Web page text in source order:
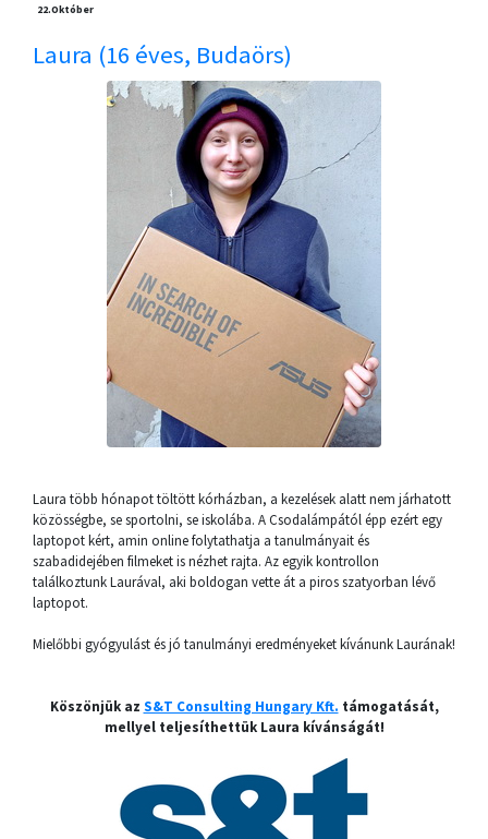
22.Október
Laura (16 éves, Budaörs)
Laura több hónapot töltött kórházban, a kezelések alatt nem járhatott
közösségbe, se sportolni, se iskolába. A Csodalámpától épp ezért egy
laptopot kért, amin online folytathatja a tanulmányait és
szabadidejében filmeket is nézhet rajta. Az egyik kontrollon
találkoztunk Laurával, aki boldogan vette át a piros szatyorban lévő
laptopot.
Mielőbbi gyógyulást és jó tanulmányi eredményeket kívánunk Laurának!
Köszönjük az S&T Consulting Hungary Kft. támogatását,
mellyel teljesíthettük Laura kívánságát!